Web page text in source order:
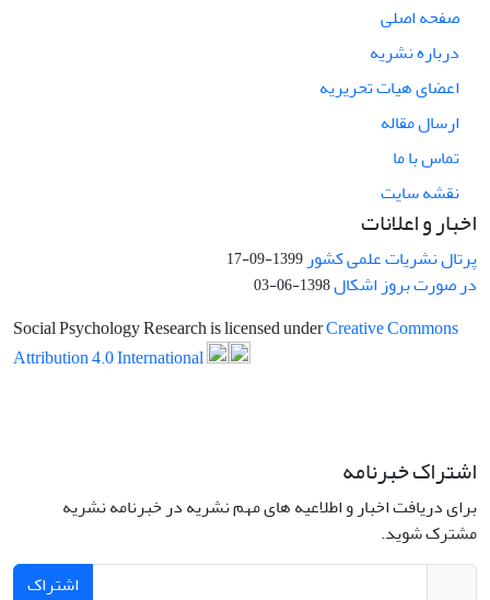
صفحه اصلی
درباره نشریه
اعضای هیات تحریریه
ارسال مقاله
تماس با ما
نقشه سایت
اخبار و اعلانات
پرتال نشریات علمی کشور1399-09-17
در صورت بروز اشکال1398-06-03
Social Psychology Research is licensed underCreative Commons
Attribution 4.0 International
اشتراک خبرنامه
برای دریافت اخبار و اطلاعیه های مهم نشریه در خبرنامه نشریه
مشترک شوید.
اشتراک